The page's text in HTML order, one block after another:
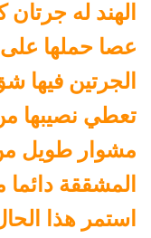
الهند له
عصا حملها على
الجرتين فيها
تعطي نصيبها من
مشوار طويل من
المشققة
استمر هذا